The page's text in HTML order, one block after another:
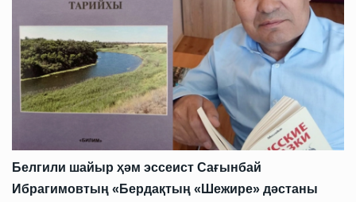
Белгили шайыр ҳәм эссеист Сағынбай
Ибрагимовтың «Бердақтың «Шежире» дәстаны